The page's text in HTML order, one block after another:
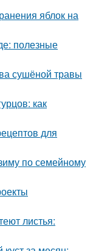
яблок на
полезные
сушёной травы
как
для
по семейному
листья: